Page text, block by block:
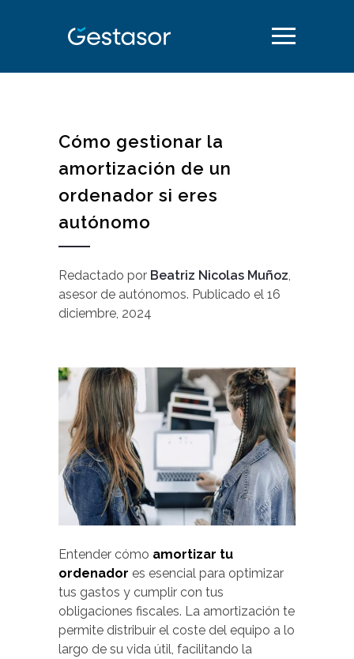
Cómo gestionar la
amortización de un
ordenador si eres
autónomo
Redactado por Beatriz Nicolas Muñoz,
asesor de autónomos. Publicado el 16
diciembre, 2024
Entender cómo amortizar tu
ordenador es esencial para optimizar
tus gastos y cumplir con tus
obligaciones fiscales. La amortización te
permite distribuir el coste del equipo a lo
largo de su vida útil, facilitando la